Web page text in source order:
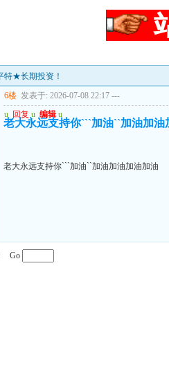
特★长期投资！
6楼 发表于: 2026-07-08 22:17 ---
u 回复 u 编辑 u
老大永远支持你```加油``加油加油
老大永远支持你```加油``加油加油加油加油
Go